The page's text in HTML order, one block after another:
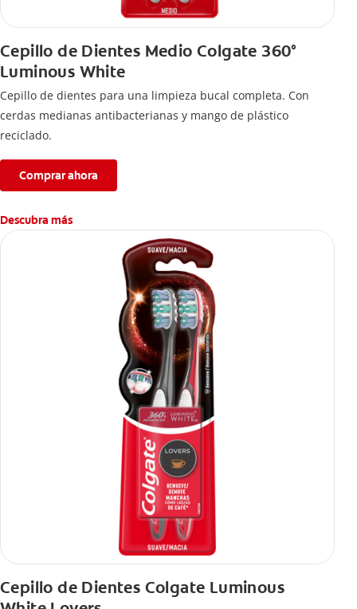
Cepillo de Dientes Medio Colgate 360°
Luminous White
Cepillo de dientes para una limpieza bucal completa. Con
cerdas medianas antibacterianas y mango de plástico
reciclado.
Comprar ahora
Descubra más
Cepillo de Dientes Colgate Luminous